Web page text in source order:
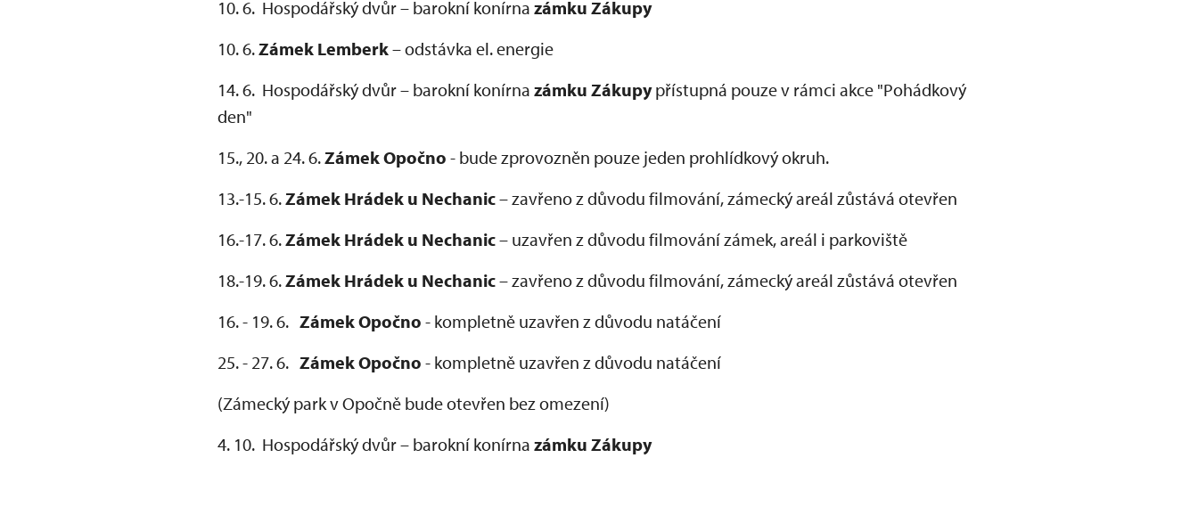
10. 6. Hospodářský dvůr – barokní konírna zámku Zákupy
10. 6.Zámek Lemberk– odstávka el. energie
14. 6. Hospodářský dvůr – barokní konírna zámku Zákupypřístupná pouze v rámci akce "Pohádkový
den"
15., 20. a 24. 6.Zámek Opočno - bude zprovozněn pouze jeden prohlídkový okruh.
13.-15. 6.Zámek Hrádek u Nechanic– zavřeno z důvodu filmování, zámecký areál zůstává otevřen
16.-17. 6.Zámek Hrádek u Nechanic– uzavřen z důvodu filmování zámek, areál i parkoviště
18.-19. 6.Zámek Hrádek u Nechanic– zavřeno z důvodu filmování, zámecký areál zůstává otevřen
16. - 19. 6. Zámek Opočno - kompletně uzavřen z důvodu natáčení
25. - 27. 6. Zámek Opočno - kompletně uzavřen z důvodu natáčení
(Zámecký park v Opočně bude otevřen bez omezení)
4. 10. Hospodářský dvůr – barokní konírna zámku Zákupy